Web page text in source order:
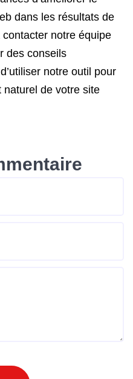
dans les résultats de
contacter notre équipe
des conseils
notre outil pour
naturel de votre site